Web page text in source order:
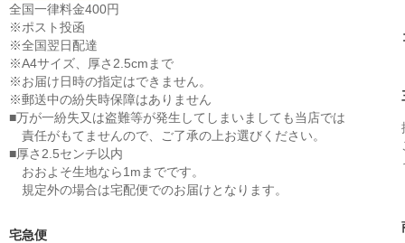
全国一律料金400円
※ポスト投函
※全国翌日配達
※A4サイズ、厚さ2.5cmまで
※お届け日時の指定はできません。
※郵送中の紛失時保障はありません
■万が一紛失又は盗難等が発生してしまいましても当店では
責任がもてませんので、ご了承の上お選びください。
■厚さ2.5センチ以内
おおよそ生地なら1mまでです。
規定外の場合は宅配便でのお届けとなります。
宅急便